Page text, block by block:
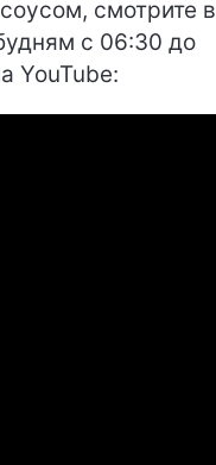
смотрите в
с 06:30 до
YouTube: